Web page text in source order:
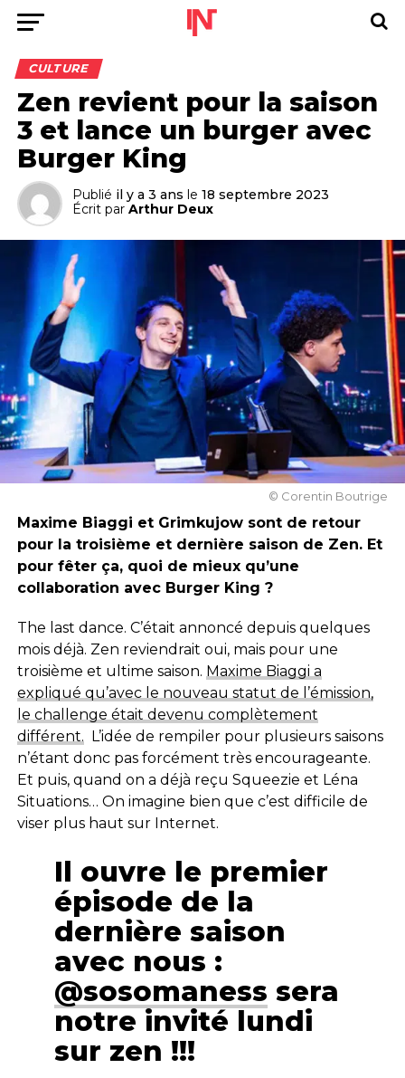
CULTURE
Zen revient pour la saison
3 et lance un burger avec
Burger King
Publié il y a 3 ans le 18 septembre 2023
Écrit par Arthur Deux
© Corentin Boutrige
Maxime Biaggi et Grimkujow sont de retour
pour la troisième et dernière saison de Zen. Et
pour fêter ça, quoi de mieux qu’une
collaboration avec Burger King ?
The last dance. C’était annoncé depuis quelques
mois déjà. Zen reviendrait oui, mais pour une
troisième et ultime saison. Maxime Biaggi a
expliqué qu’avec le nouveau statut de l’émission,
le challenge était devenu complètement
différent. L’idée de rempiler pour plusieurs saisons
n’étant donc pas forcément très encourageante.
Et puis, quand on a déjà reçu Squeezie et Léna
Situations… On imagine bien que c’est difficile de
viser plus haut sur Internet.
Il ouvre le premier
épisode de la
dernière saison
avec nous :
@sosomaness sera
notre invité lundi
sur zen !!!